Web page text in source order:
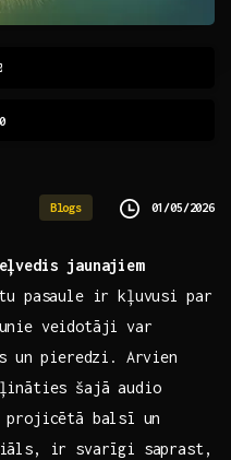
0
Blogs 01/05/2026
jaunajiem
pasaule​ ir kļuvusi par
veidotāji var
⁣un pieredzi.‌ Arvien
šajā audio
projicētā balsī ⁤un
ir svarīgi saprast,